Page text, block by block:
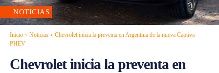
NOTICIAS
Inicio Noticias
Chevrolet inicia la preventa en Argentina de la nueva Captiva
PHEV
Chevrolet inicia la preventa en